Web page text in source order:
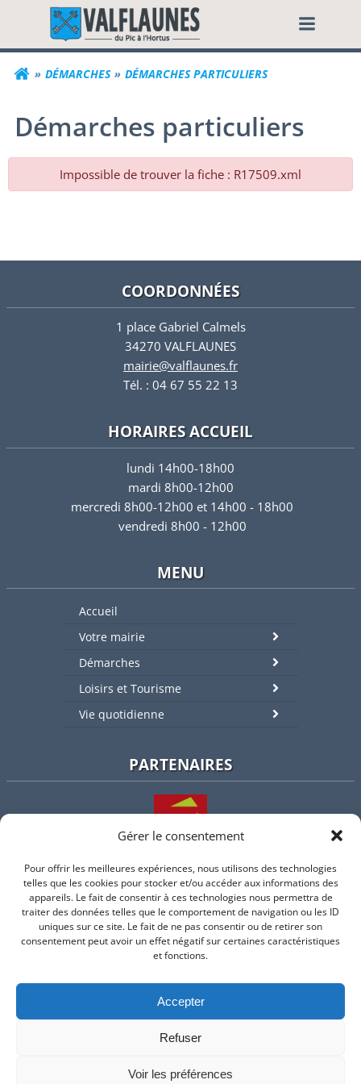
Gérer le consentement
Pour offrir les meilleures expériences, nous utilisons des technologies
telles que les cookies pour stocker et/ou accéder aux informations des
appareils. Le fait de consentir à ces technologies nous permettra de
traiter des données telles que le comportement de navigation ou les ID
uniques sur ce site. Le fait de ne pas consentir ou de retirer son
consentement peut avoir un effet négatif sur certaines caractéristiques
et fonctions.
Accepter
Refuser
Voir les préférences
contenuCommune de
DÉMARCHES DÉMARCHES PARTICULIERS
Démarches particuliers
Impossible de trouver la fiche : R17509.xml
COORDONNÉES
1 place Gabriel Calmels
34270 VALFLAUNES
mairie@valflaunes.fr
Tél. : 04 67 55 22 13
HORAIRES ACCUEIL
lundi 14h00-18h00
mardi 8h00-12h00
mercredi 8h00-12h00 et 14h00 - 18h00
vendredi 8h00 - 12h00
MENU
Accueil
Votre mairie
Démarches
Loisirs et Tourisme
Vie quotidienne
PARTENAIRES
L'intercommunalité
Intramuros
Suivez-nous sur Facebook
Site